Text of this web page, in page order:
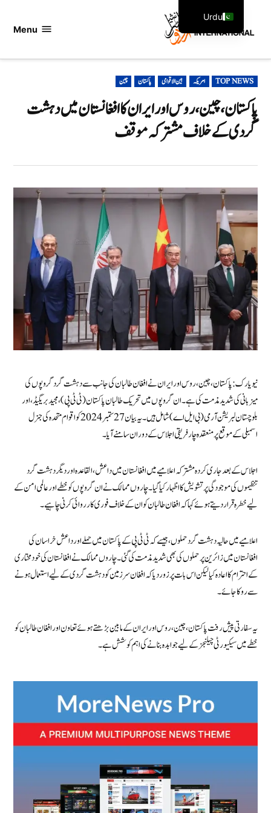
Menu
POSTED
IN
TOP NEWS امریکہ بین الاقوامی پاکستان چین
پاکستان، چین، روس اور ایران کا افغانستان میں دہشت
گردی کے خلاف مشترکہ موقف
نیویارک: پاکستان، چین، روس اور ایران نے افغان طالبان کی جانب سے دہشت گرد گروپوں کی
میزبانی کی شدید مذمت کی ہے۔ان گروپوں میں تحریک طالبان پاکستان (ٹی ٹی پی)، مجید بریگیڈ، اور
بلوچستان لبریشن آرمی (بی ایل اے) شامل ہیں۔ یہ بیان 27 ستمبر 2024 کو اقوام متحدہ کی جنرل
اسمبلی کے موقع پر منعقدہ چار فریقی اجلاس کے دوران سامنے آیا۔
اجلاس کے بعد جاری کردہ مشترکہ اعلامیے میں افغانستان میں داعش، القاعدہ اور دیگر دہشت گرد
تنظیموں کی موجودگی پر تشویش کا اظہار کیا گیا۔ چاروں ممالک نے ان گروپوں کو خطے اور عالمی امن کے
لیے خطرہ قرار دیتے ہوئے کہا کہ افغان طالبان کو ان کے خلاف فوری کارروائی کرنی چاہیے۔
اعلامیے میں حالیہ دہشت گرد حملوں، جیسے کہ ٹی ٹی پی کے پاکستان میں حملے اور داعش خراسان کی
افغانستان میں زائرین پر حملوں کی بھی شدید مذمت کی گئی۔ چاروں ممالک نے افغانستان کی خودمختاری
کے احترام کا اعادہ کیا لیکن اس بات پر زور دیا کہ افغان سرزمین کو دہشت گردی کے لیے استعمال ہونے
سے روکا جائے۔
یہ سفارتی پیش رفت پاکستان، چین، روس اور ایران کے مابین بڑھتے ہوئے تعاون اور افغان طالبان کو
خطے میں سیکیورٹی چیلنجز کے لیے جوابدہ بنانے کی اہم کوشش ہے۔
Urdu
English